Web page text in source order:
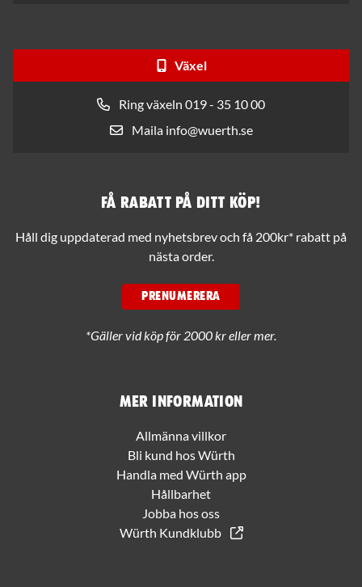
Växel
Ring växeln 019 - 35 10 00
Maila info@wuerth.se
Mer information
Allmänna villkor
Bli kund hos Würth
Handla med Würth app
Hållbarhet
Jobba hos oss
Würth Kundklubb
Få rabatt på ditt köp!
Håll dig uppdaterad med nyhetsbrev och få 200kr* rabatt på
nästa order.
PRENUMERERA
*Gäller vid köp för 2000 kr eller mer.